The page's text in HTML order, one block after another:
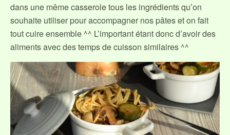
dans une même casserole tous les ingrédients qu’on
souhaite utiliser pour accompagner nos pâtes et on fait
tout cuire ensemble ^^ L’important étant donc d’avoir des
aliments avec des temps de cuisson similaires ^^